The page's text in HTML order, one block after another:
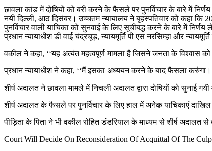
छावला कांड में दोषियों को बरी करने के फैसले पर पुनर्विचार के बारे में
नयी दिल्ली, आठ दिसंबर। उच्चतम न्यायालय ने बृहस्पतिवार को कहा
पुनर्विचार वाली याचिका को सुनवाई के लिए सूचीबद्ध करने के बारे में निर्णय
प्रधान न्यायाधीश डी वाई चंद्रचूड़, न्यायमूर्ति पी एस नरसिम्हा और
वकील ने कहा, ‘‘यह अत्यंत महत्वपूर्ण मामला है जिसने जनता के विश्वास
प्रधान न्यायाधीश ने कहा, ‘‘मैं इसका अध्ययन करने के बाद फैसला
शीर्ष अदालत ने छावला मामले में निचली अदालत द्वारा दोषियों को
शीर्ष अदालत के फैसले पर पुनर्विचार के लिए हाल में अनेक याचिकाएं दाखिल
पीड़िता के पिता ने भी वकील रोहित डंडरियाल के माध्यम से शीर्ष
Court Will Decide On Reconsideration Of Acquittal Of The